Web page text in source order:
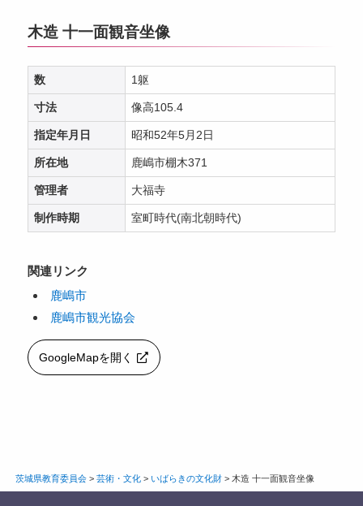
木造 十一面観音坐像
数 1躯
寸法 像高105.4
指定年月日 昭和52年5月2日
所在地 鹿嶋市棚木371
管理者 大福寺
制作時期 室町時代(南北朝時代)
関連リンク
鹿嶋市
鹿嶋市観光協会
GoogleMapを開く
茨城県教育委員会> 芸術・文化> いばらきの文化財> 木造 十一面観音坐像